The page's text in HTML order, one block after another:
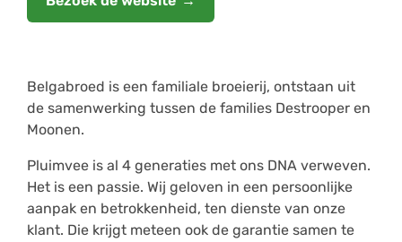
Belgabroed is een familiale broeierij, ontstaan uit
de samenwerking tussen de families Destrooper en
Moonen.
Pluimvee is al 4 generaties met ons DNA verweven.
Het is een passie. Wij geloven in een persoonlijke
aanpak en betrokkenheid, ten dienste van onze
klant. Die krijgt meteen ook de garantie samen te